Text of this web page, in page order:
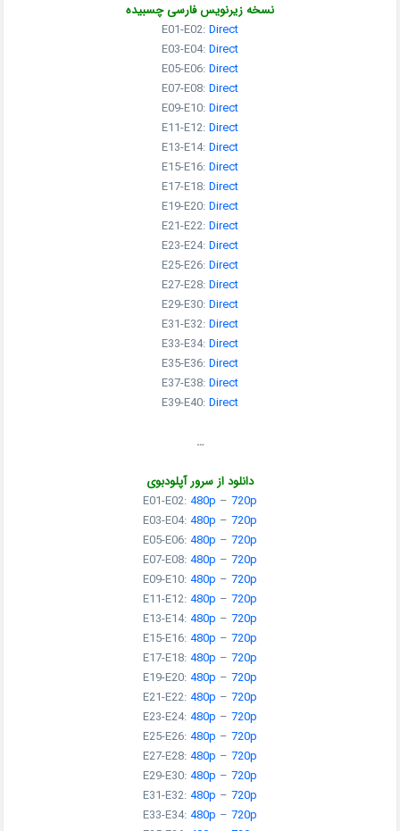
نسخه زیرنویس فارسی چسبیده
E01-E02:Direct
E03-E04:Direct
E05-E06:Direct
E07-E08:Direct
E09-E10:Direct
E11-E12:Direct
E13-E14:Direct
E15-E16:Direct
E17-E18:Direct
E19-E20:Direct
E21-E22:Direct
E23-E24:Direct
E25-E26:Direct
E27-E28:Direct
E29-E30:Direct
E31-E32:Direct
E33-E34:Direct
E35-E36:Direct
E37-E38:Direct
E39-E40:Direct
…
دانلود از سرور آپلودبوی
E01-E02:480p – 720p
E03-E04:480p – 720p
E05-E06:480p – 720p
E07-E08:480p – 720p
E09-E10:480p – 720p
E11-E12:480p – 720p
E13-E14:480p – 720p
E15-E16:480p – 720p
E17-E18:480p – 720p
E19-E20:480p – 720p
E21-E22:480p – 720p
E23-E24:480p – 720p
E25-E26:480p – 720p
E27-E28:480p – 720p
E29-E30:480p – 720p
E31-E32:480p – 720p
E33-E34:480p – 720p